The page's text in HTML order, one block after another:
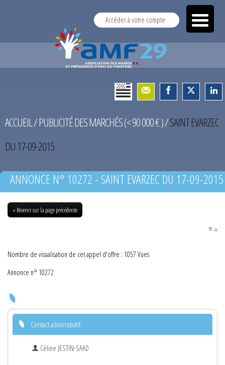
Accéder à votre compte
ACCUEIL/PUBLICITÉ DES MARCHÉS (< 90 000 € )/SAINT EVARZEC
DU 17-09-2015
ANNONCE N° 10272 - SAINT EVARZEC DU 17-09-2015
« Revenir sur la page précédente
PDF
Nombre de visualisation de cet appel d'offre : 1057 Vues
Annonce n° 10272
Contact administratif
Céline JESTIN-SAAD